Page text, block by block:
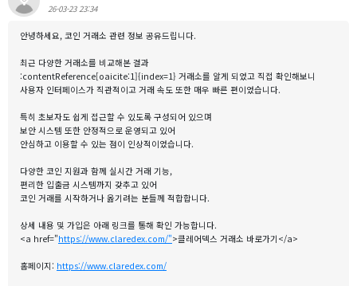
26-03-23 23:34
안녕하세요, 코인 거래소 관련 정보 공유드립니다.
최근 다양한 거래소를 비교해본 결과
:contentReference[oaicite:1]{index=1} 거래소를 알게 되었고 직접 확인해보니
사용자 인터페이스가 직관적이고 거래 속도 또한 매우 빠른 편이었습니다.
특히 초보자도 쉽게 접근할 수 있도록 구성되어 있으며
보안 시스템 또한 안정적으로 운영되고 있어
안심하고 이용할 수 있는 점이 인상적이었습니다.
다양한 코인 지원과 함께 실시간 거래 기능,
편리한 입출금 시스템까지 갖추고 있어
코인 거래를 시작하거나 옮기려는 분들께 적합합니다.
상세 내용 및 가입은 아래 링크를 통해 확인 가능합니다.
<a href="https://www.claredex.com/">클레어덱스 거래소 바로가기</a>
홈페이지: https://www.claredex.com/